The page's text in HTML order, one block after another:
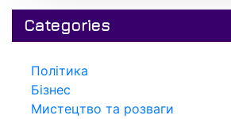
Categories
Політика
Бізнес
Мистецтво та розваги